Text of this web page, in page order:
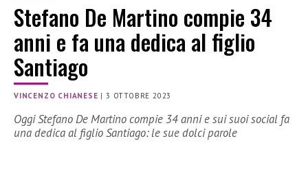
Stefano De Martino compie 34
anni e fa una dedica al figlio
Santiago
VINCENZO CHIANESE |3 OTTOBRE 2023
Oggi Stefano De Martino compie 34 anni e sui suoi social fa
una dedica al figlio Santiago: le sue dolci parole